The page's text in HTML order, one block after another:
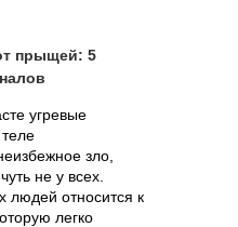
прыщей: 5
угревые
зло,
не у всех.
людей относится к
легко